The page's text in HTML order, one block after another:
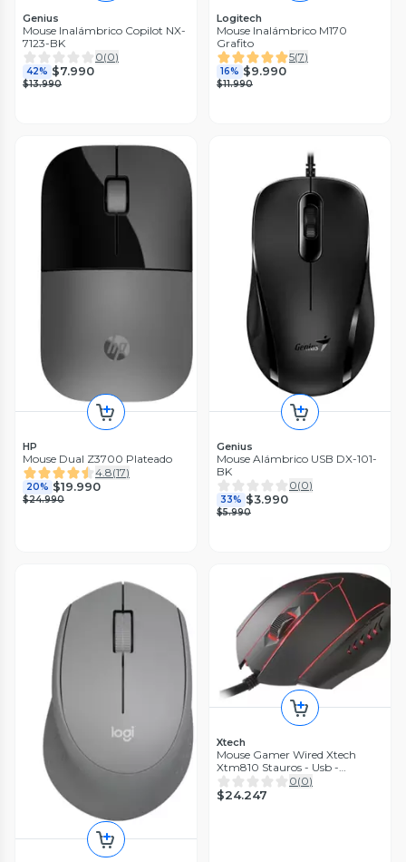
Genius
Mouse Inalámbrico Copilot NX-
7123-BK
0(0)
42% $7.990
$13.990
Logitech
Mouse Inalámbrico M170
Grafito
5(7)
16% $9.990
$11.990
HP
Mouse Dual Z3700 Plateado
4.8(17)
20% $19.990
$24.990
Genius
Mouse Alámbrico USB DX-101-
BK
0(0)
33% $3.990
$5.990
Xtech
Mouse Gamer Wired Xtech
Xtm810 Stauros - Usb -
7200dpi
0(0)
$24.247